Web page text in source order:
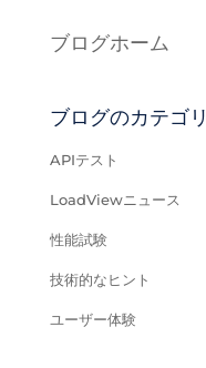
ブログホーム
ブログのカテゴリ
APIテスト
LoadViewニュース
性能試験
技術的なヒント
ユーザー体験